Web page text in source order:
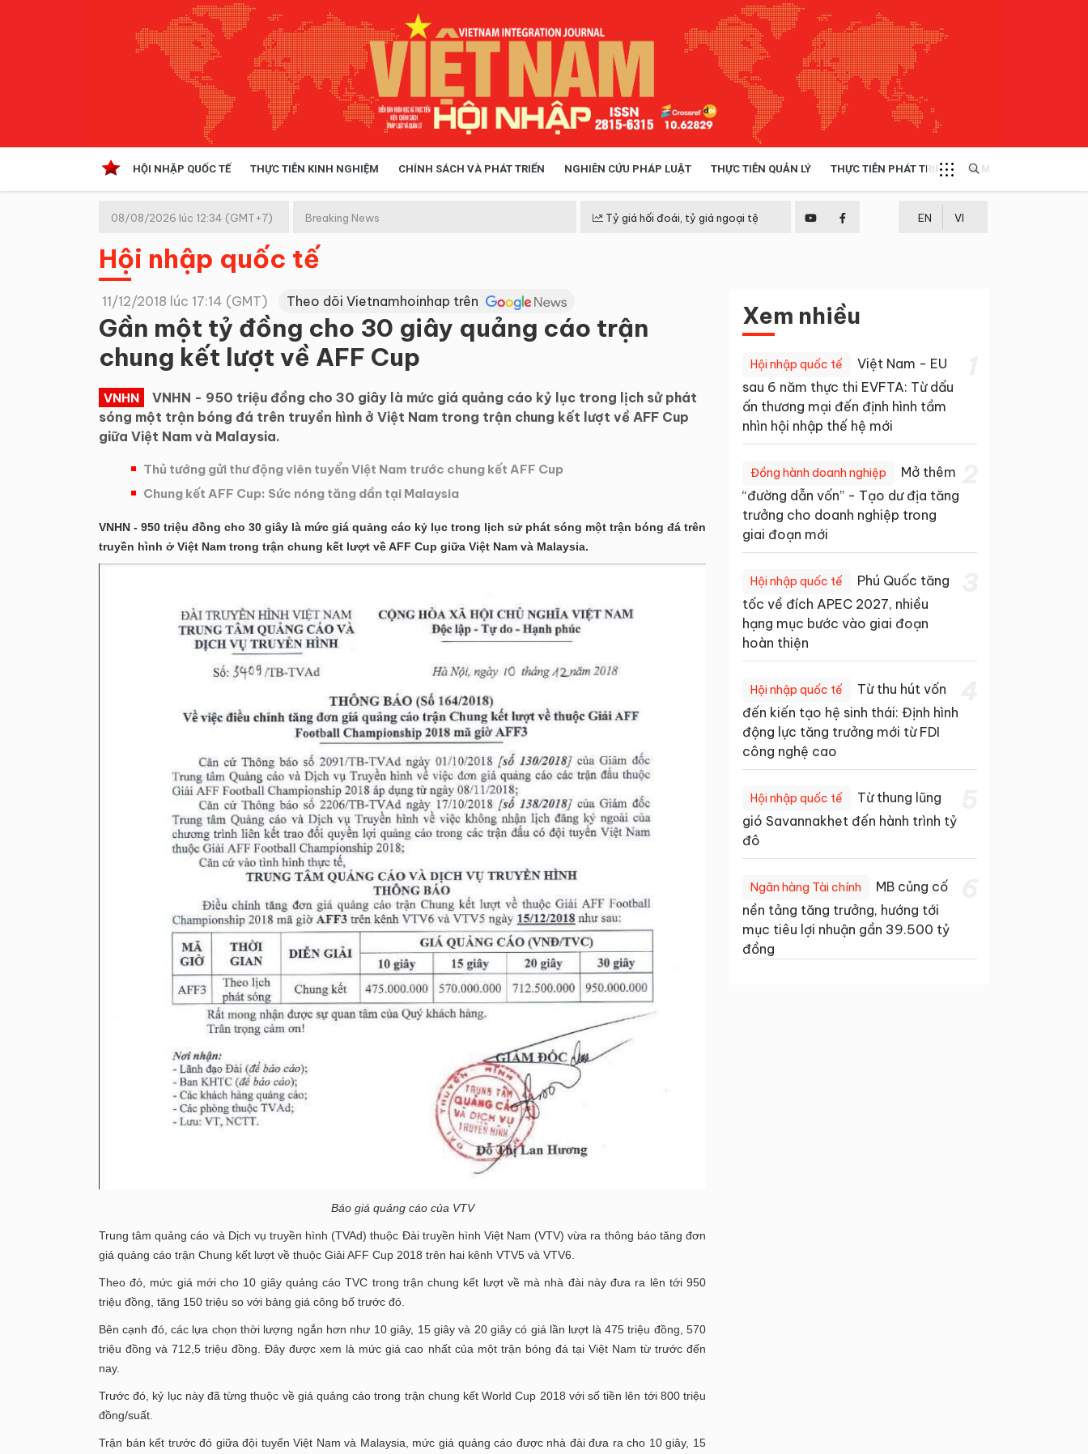
HỘI NHẬP QUỐC TẾ THỰC TIỄN KINH NGHIỆM CHÍNH SÁCH VÀ PHÁT TRIỂN NGHIÊN CỨU PHÁP LUẬT THỰC TIỄN QUẢN LÝ THỰC TIỄN PHÁT TRIỂN MULTIMEDIA
Kinh tế hội nhập
Doanh nghiệp
08/08/2026 lúc 12:34 (GMT+7) Breaking News Tỷ giá hối đoái, tỷ giá ngoại tệ EN VI
Hội nhập quốc tế
11/12/2018 lúc 17:14 (GMT) Theo dõi Vietnamhoinhap trên
Gần một tỷ đồng cho 30 giây quảng cáo trận
chung kết lượt về AFF Cup
VNHN
VNHN - 950 triệu đồng cho 30 giây là mức giá quảng cáo kỷ lục trong lịch sử phát
sóng một trận bóng đá trên truyền hình ở Việt Nam trong trận chung kết lượt về AFF Cup
giữa Việt Nam và Malaysia.
Thủ tướng gửi thư động viên tuyển Việt Nam trước chung kết AFF Cup
Chung kết AFF Cup: Sức nóng tăng dần tại Malaysia
VNHN - 950 triệu đồng cho 30 giây là mức giá quảng cáo kỷ lục trong lịch sử phát sóng một trận bóng đá trên
truyền hình ở Việt Nam trong trận chung kết lượt về AFF Cup giữa Việt Nam và Malaysia.
Báo giá quảng cáo của VTV
Trung tâm quảng cáo và Dịch vụ truyền hình (TVAd) thuộc Đài truyền hình Việt Nam (VTV) vừa ra thông báo tăng đơn
giá quảng cáo trận Chung kết lượt về thuộc Giải AFF Cup 2018 trên hai kênh VTV5 và VTV6.
Theo đó, mức giá mới cho 10 giây quảng cáo TVC trong trận chung kết lượt về mà nhà đài này đưa ra lên tới 950
triệu đồng, tăng 150 triệu so với bảng giá công bố trước đó.
Bên cạnh đó, các lựa chọn thời lượng ngắn hơn như 10 giây, 15 giây và 20 giây có giá lần lượt là 475 triệu đồng, 570
triệu đồng và 712,5 triệu đồng. Đây được xem là mức giá cao nhất của một trận bóng đá tại Việt Nam từ trước đến
nay.
Trước đó, kỷ lục này đã từng thuộc về giá quảng cáo trong trận chung kết World Cup 2018 với số tiền lên tới 800 triệu
đồng/suất.
Trận bán kết trước đó giữa đội tuyển Việt Nam và Malaysia, mức giá quảng cáo được nhà đài đưa ra cho 10 giây, 15
Xem nhiều
Hội nhập quốc tế
Việt Nam - EU
sau 6 năm thực thi EVFTA: Từ dấu
ấn thương mại đến định hình tầm
nhìn hội nhập thế hệ mới
Đồng hành doanh nghiệp
Mở thêm
“đường dẫn vốn” - Tạo dư địa tăng
trưởng cho doanh nghiệp trong
giai đoạn mới
Hội nhập quốc tế
Phú Quốc tăng
tốc về đích APEC 2027, nhiều
hạng mục bước vào giai đoạn
hoàn thiện
Hội nhập quốc tế
Từ thu hút vốn
đến kiến tạo hệ sinh thái: Định hình
động lực tăng trưởng mới từ FDI
công nghệ cao
Hội nhập quốc tế
Từ thung lũng
gió Savannakhet đến hành trình tỷ
đô
Ngân hàng Tài chính
MB củng cố
nền tảng tăng trưởng, hướng tới
mục tiêu lợi nhuận gần 39.500 tỷ
đồng